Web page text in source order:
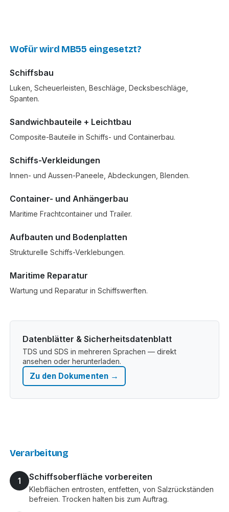
Wofür wird MB55 eingesetzt?
Schiffsbau
Luken, Scheuerleisten, Beschläge, Decksbeschläge,
Spanten.
Sandwichbauteile + Leichtbau
Composite-Bauteile in Schiffs- und Containerbau.
Schiffs-Verkleidungen
Innen- und Aussen-Paneele, Abdeckungen, Blenden.
Container- und Anhängerbau
Maritime Frachtcontainer und Trailer.
Aufbauten und Bodenplatten
Strukturelle Schiffs-Verklebungen.
Maritime Reparatur
Wartung und Reparatur in Schiffswerften.
Datenblätter & Sicherheitsdatenblatt
TDS und SDS in mehreren Sprachen — direkt
ansehen oder herunterladen.
Zu den Dokumenten →
Verarbeitung
1 Schiffsoberfläche vorbereiten
Klebflächen entrosten, entfetten, von Salzrückständen
befreien. Trocken halten bis zum Auftrag.